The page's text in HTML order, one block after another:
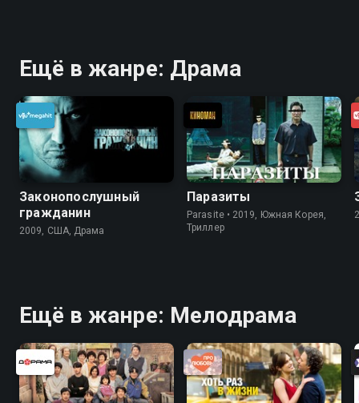
Ещё в жанре: Драма
Законопослушный
гражданин
2009, США, Драма
Паразиты
Parasite • 2019, Южная Корея,
Триллер
Ещё в жанре: Мелодрама